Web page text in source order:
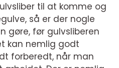
til at komme og
så er der nogle
gøre, før gulvsliberen
kan nemlig godt
forberedt, når man